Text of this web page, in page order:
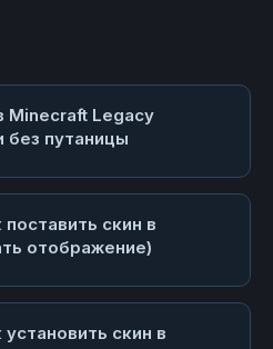
Minecraft Legacy
без путаницы
скин в
отображение)
скин в